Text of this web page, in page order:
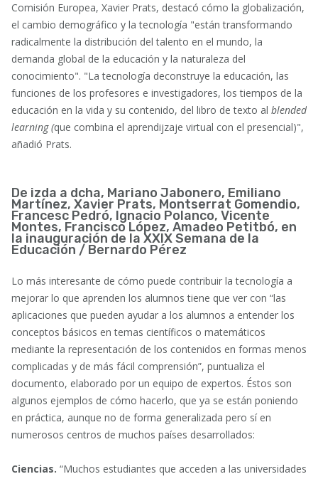
Comisión Europea, Xavier Prats, destacó cómo la globalización,
el cambio demográfico y la tecnología "están transformando
radicalmente la distribución del talento en el mundo, la
demanda global de la educación y la naturaleza del
conocimiento". "La tecnología deconstruye la educación, las
funciones de los profesores e investigadores, los tiempos de la
educación en la vida y su contenido, del libro de texto al blended
learning (que combina el aprendijzaje virtual con el presencial)",
añadió Prats.
De izda a dcha, Mariano Jabonero, Emiliano
Martínez, Xavier Prats, Montserrat Gomendio,
Francesc Pedró, Ignacio Polanco, Vicente
Montes, Francisco López, Amadeo Petitbó, en
la inauguración de la XXIX Semana de la
Educación / Bernardo Pérez
Lo más interesante de cómo puede contribuir la tecnología a
mejorar lo que aprenden los alumnos tiene que ver con “las
aplicaciones que pueden ayudar a los alumnos a entender los
conceptos básicos en temas científicos o matemáticos
mediante la representación de los contenidos en formas menos
complicadas y de más fácil comprensión”, puntualiza el
documento, elaborado por un equipo de expertos. Éstos son
algunos ejemplos de cómo hacerlo, que ya se están poniendo
en práctica, aunque no de forma generalizada pero sí en
numerosos centros de muchos países desarrollados:
Ciencias. “Muchos estudiantes que acceden a las universidades